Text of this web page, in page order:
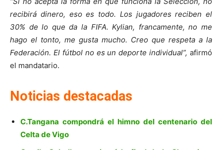
recibirá dinero, eso es todo. Los jugadores reciben el
30% de lo que da la FIFA. Kylian, francamente, no me
hago el tonto, me gusta mucho. Creo que respeta a la
Federación. El fútbol no es un deporte individual”, afirmó
el mandatario.
Noticias destacadas
C.Tangana compondrá el himno del centenario del
Celta de Vigo